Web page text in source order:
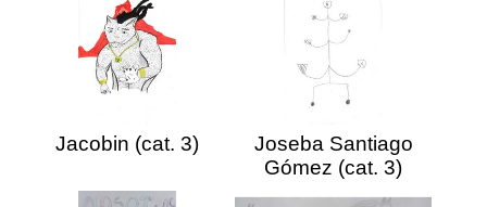
Jacobin (cat. 3)
Joseba Santiago
Gómez (cat. 3)